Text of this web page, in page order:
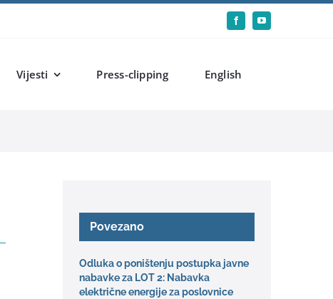
Vijesti Press-clipping English
Povezano
Odluka o poništenju postupka javne
nabavke za LOT 2: Nabavka
električne energije za poslovnice